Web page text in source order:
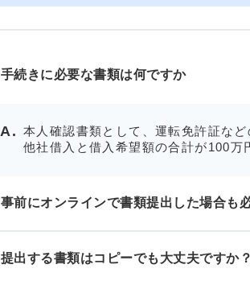
手続きに必要な書類は何ですか
本人確認書類として、運転免許証な
他社借入と借入希望額の合計が100万
事前にオンラインで書類提出した場合も
提出する書類はコピーでも大丈夫ですか？